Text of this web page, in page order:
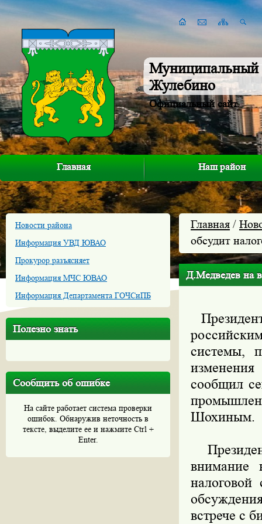
Муниципальный
Жулебино
Официальный сайт
Главная Наш район
Новости района
Информация УВД ЮВАО
Прокурор разъясняет
Информация МЧС ЮВАО
Информация Департамента ГОЧСиПБ
Полезно знать
Сообщить об ошибке
На сайте работает система проверки
ошибок. Обнаружив неточность в
тексте, выделите ее и нажмите Ctrl +
Enter.
Главная /
обсудит
Д.Медведев на
системы,
сообщил
Шохиным.
внимание
налоговой
встрече с